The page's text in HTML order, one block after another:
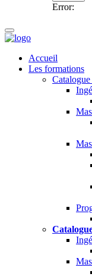
Error:
Accueil
Les formations